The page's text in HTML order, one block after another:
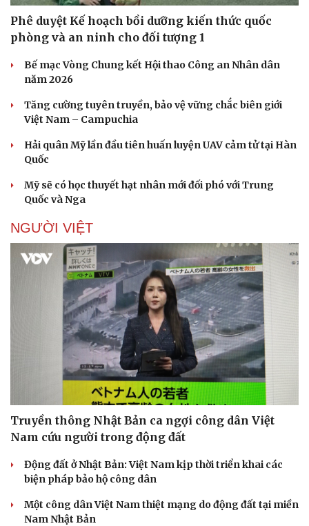
Doanh nghiệp
Thông tin doanh nghiệp
Doanh nghiệp 24h
Doanh nhân
Vì cộng đồng
Công nghệ
Tin Công nghệ
Trải nghiệm
Phê duyệt Kế hoạch bồi dưỡng kiến thức quốc
phòng và an ninh cho đối tượng 1
Bế mạc Vòng Chung kết Hội thao Công an Nhân dân
năm 2026
Tăng cường tuyên truyền, bảo vệ vững chắc biên giới
Việt Nam – Campuchia
Hải quân Mỹ lần đầu tiên huấn luyện UAV cảm tử tại Hàn
Quốc
Mỹ sẽ có học thuyết hạt nhân mới đối phó với Trung
Quốc và Nga
NGƯỜI VIỆT
Truyền thông Nhật Bản ca ngợi công dân Việt
Nam cứu người trong động đất
Động đất ở Nhật Bản: Việt Nam kịp thời triển khai các
biện pháp bảo hộ công dân
Một công dân Việt Nam thiệt mạng do động đất tại miền
Nam Nhật Bản